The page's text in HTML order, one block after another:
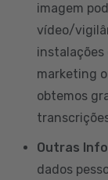
imagem
vídeo/
instalações
marketing
obtemos
Outras
dados